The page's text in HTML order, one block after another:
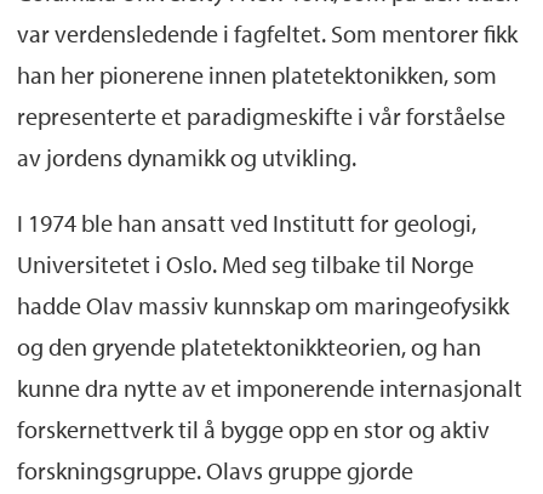
var verdensledende i fagfeltet. Som mentorer fikk
han her pionerene innen platetektonikken, som
representerte et paradigmeskifte i vår forståelse
av jordens dynamikk og utvikling.
I 1974 ble han ansatt ved Institutt for geologi,
Universitetet i Oslo. Med seg tilbake til Norge
hadde Olav massiv kunnskap om maringeofysikk
og den gryende platetektonikkteorien, og han
kunne dra nytte av et imponerende internasjonalt
forskernettverk til å bygge opp en stor og aktiv
forskningsgruppe. Olavs gruppe gjorde